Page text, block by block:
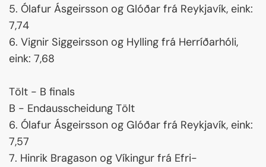
5. Ólafur Ásgeirsson og Glóðar frá Reykjavík, eink:
7,74
6. Vignir Siggeirsson og Hylling frá Herríðarhóli,
eink: 7,68
Tölt - B finals
B - Endausscheidung Tölt
6. Ólafur Ásgeirsson og Glóðar frá Reykjavík, eink:
7,57
7. Hinrik Bragason og Víkingur frá Efri-